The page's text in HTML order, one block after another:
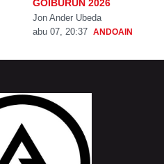
GOIBURUN 2026
Jon Ander Ubeda
abu 07, 20:37 ANDOAIN